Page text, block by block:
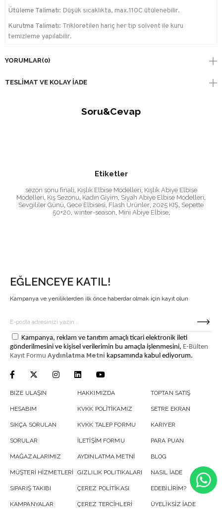
Ütüleme Talimatı: Düşük sıcaklıkta, max.110C ütülenebilir.
Kurutma Talimatı: Trikloretilen hariç her tip solvent ile kuru
temizleme yapılabilir.
YORUMLAR(0)
TESLIMAT VE KOLAY İADE
Soru&Cevap
Etiketler
sezon sonu finali, Kışlık Elbise Modelleri, Kışlık Abiye Elbise
Modelleri, Kış Sezonu, Kadın Giyim, Siyah Abiye Elbise Modelleri,
Sevgililer Günü, Gece Elbisesi, Flash Ürünler, 2025 KIŞ, Sepette
50+20, winter-season, Mini Abiye Elbise,
EĞLENCEYE KATIL!
Kampanya ve yeniliklerden ilk önce haberdar olmak için kayıt olun
Kampanya, reklam ve tanıtım amaçlı ticari elektronik ileti
gönderilmesini ve kişisel verilerimin bu amaçla işlenmesini, E-Bülten
Kayıt Formu Aydınlatma Metni kapsamında kabul ediyorum.
BIZE ULAŞIN
HESABIM
SIKÇA SORULAN
SORULAR
MAĞAZALARIMIZ
MÜŞTERİ HİZMETLERİ
SIPARIŞ TAKIBI
KAMPANYALAR
HAKKIMIZDA
KVKK POLİTİKAMIZ
KVKK TALEP FORMU
İLETİŞİM FORMU
AYDINLATMA METNİ
GIZLILIK POLITIKALARI
ÇEREZ POLİTİKASI
ÇEREZ TERCİHLERİ
TOPTAN SATIŞ
SETRE EKRAN
KARIYER
PARA PUAN
BLOG
NASIL İADE
EDEBİLİRİM?
ÜYELİKSİZ İADE